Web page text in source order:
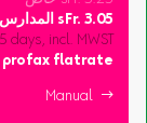
المدارس sFr. 3.05
days, incl. MWST
profax flatrate
Manual 